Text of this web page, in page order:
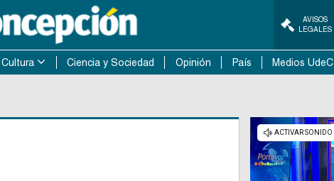
AVISOS
LEGALES
Cultura Ciencia y Sociedad Opinión País Medios UdeC